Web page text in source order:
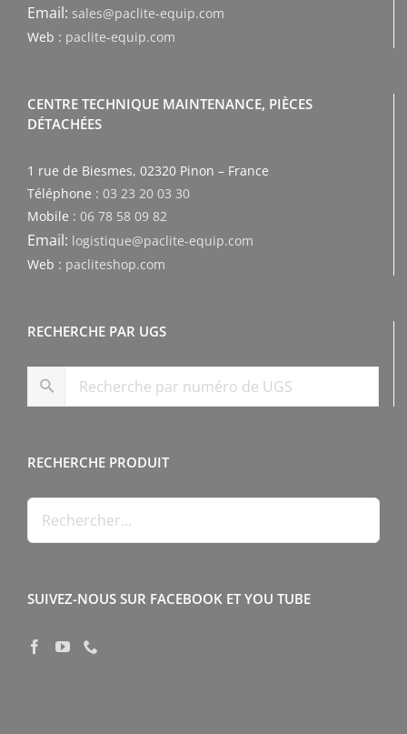
Email: sales@paclite-equip.com
Web : paclite-equip.com
CENTRE TECHNIQUE MAINTENANCE, PIÈCES
DÉTACHÉES
1 rue de Biesmes, 02320 Pinon – France
Téléphone : 03 23 20 03 30
Mobile : 06 78 58 09 82
Email: logistique@paclite-equip.com
Web : pacliteshop.com
RECHERCHE PAR UGS
RECHERCHE PRODUIT
SUIVEZ-NOUS SUR FACEBOOK ET YOU TUBE